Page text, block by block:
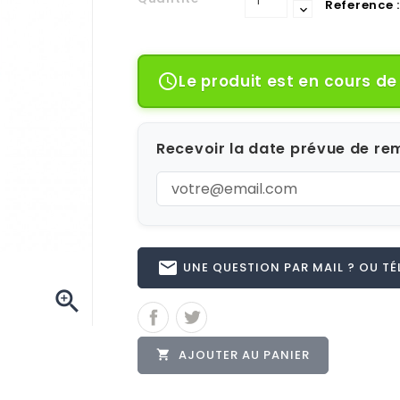

Reference :
Le produit est en cours
Recevoir la date prévue de
email UNE QUESTION PAR MAIL ? OU
 AJOUTER AU PANIER